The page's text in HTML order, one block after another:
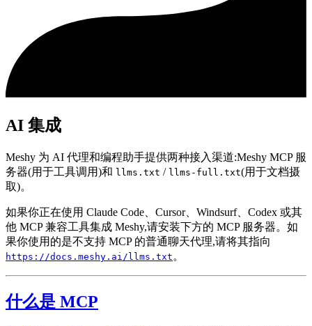
AI 集成
Meshy 为 AI 代理和编程助手提供两种接入渠道:Meshy MCP 服
务器(用于工具调用)和 llms.txt / llms-full.txt(用于文档摄
取)。
如果你正在使用 Claude Code、Cursor、Windsurf、Codex 或其
他 MCP 兼容工具集成 Meshy,请安装下方的 MCP 服务器。如
果你使用的是不支持 MCP 的普通聊天代理,请将其指向
https://docs.meshy.ai/llms.txt 。
什么是 MCP